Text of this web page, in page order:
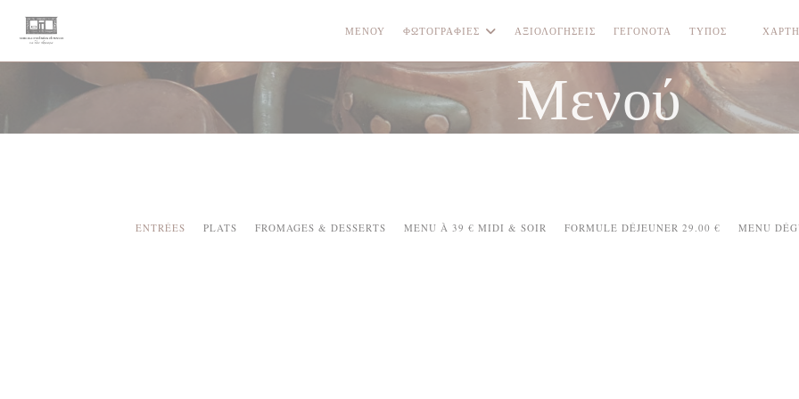
Πίνακας διαχείρισης "Μπισκότων" (Cookies)
ΜΕΝΟΎ ΦΩΤΟΓΡΑΦΊΕΣ ΑΞΙΟΛΟΓΉΣΕΙΣ ΓΕΓΟΝΌΤΑ ΤΎΠΟΣ
Μενού
ENTRÉES PLATS FROMAGES & DESSERTS MENU À 39 € MIDI & SOIR FORMULE DÉJEUNER 29.00 € MENU